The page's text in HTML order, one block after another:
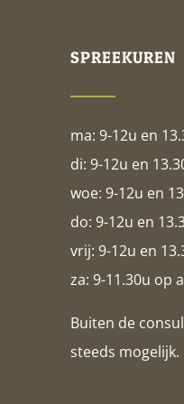
SPREEKUREN
ma: 9-12u en
di: 9-12u en
woe: 9-12u en
do: 9-12u en
vrij: 9-12u en
za: 9-11.30u op
Buiten de
steeds mogelijk.